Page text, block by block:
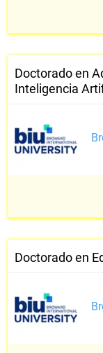
Doctorado en
Inteligencia
Doctorado en